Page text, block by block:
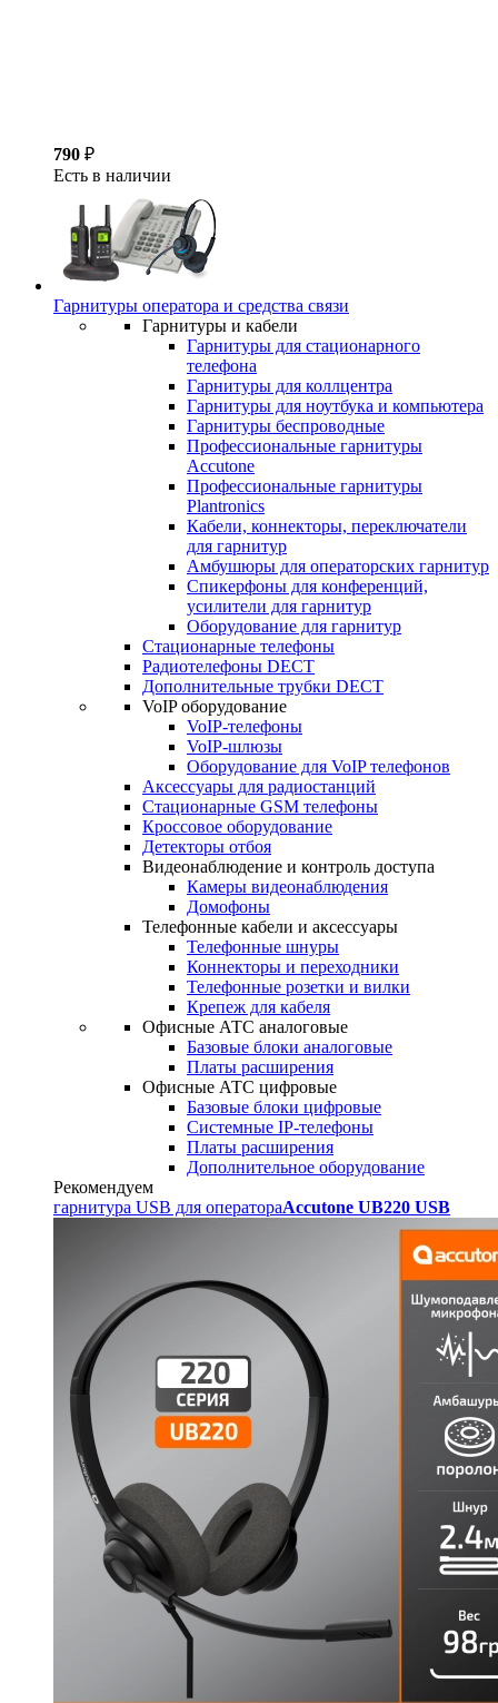
790 ₽
Есть в наличии
Гарнитуры оператора и средства связи
Гарнитуры и кабели
Гарнитуры для стационарного
телефона
Гарнитуры для коллцентра
Гарнитуры для ноутбука и компьютера
Гарнитуры беспроводные
Профессиональные гарнитуры
Accutone
Профессиональные гарнитуры
Plantronics
Кабели, коннекторы, переключатели
для гарнитур
Амбушюры для операторских гарнитур
Cпикерфоны для конференций,
усилители для гарнитур
Оборудование для гарнитур
Стационарные телефоны
Радиотелефоны DECT
Дополнительные трубки DECT
VoIP оборудование
VoIP-телефоны
VoIP-шлюзы
Оборудование для VoIP телефонов
Аксессуары для радиостанций
Стационарные GSM телефоны
Кроссовое оборудование
Детекторы отбоя
Видеонаблюдение и контроль доступа
Камеры видеонаблюдения
Домофоны
Телефонные кабели и аксессуары
Телефонные шнуры
Коннекторы и переходники
Телефонные розетки и вилки
Крепеж для кабеля
Офисные АТС аналоговые
Базовые блоки аналоговые
Платы расширения
Офисные АТС цифровые
Базовые блоки цифровые
Системные IP-телефоны
Платы расширения
Дополнительное оборудование
Рекомендуем
гарнитура USB для оператораAccutone UB220 USB